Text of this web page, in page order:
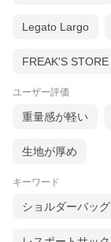
Legato Largo
FREAK'S STORE
ユーザー評価
重量感が軽い
生地が厚め
キーワード
ショルダーバッグ